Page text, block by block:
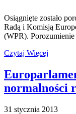
Osiągnięte zostało
Radą i Komisją
(WPR).
Czytaj Więcej
normalności
31 stycznia 2013